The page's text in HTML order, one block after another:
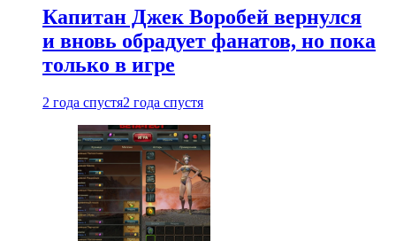
Капитан Джек Воробей вернулся
и вновь обрадует фанатов, но пока
только в игре
2 года спустя2 года спустя